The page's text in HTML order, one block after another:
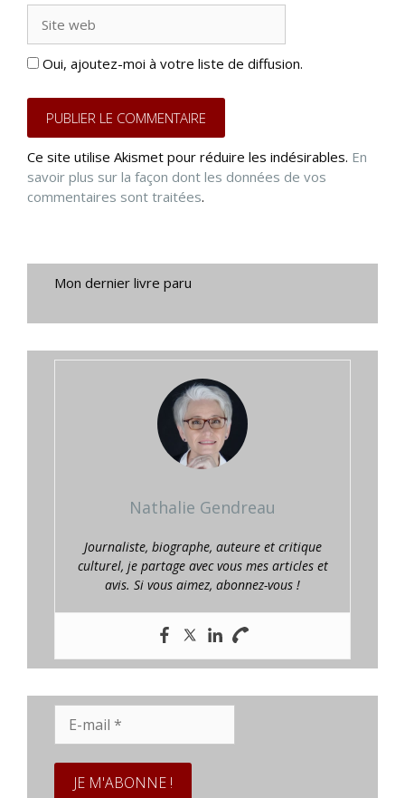
web
Oui, ajoutez-moi à votre liste de diffusion.
Ce site utilise Akismet pour réduire les indésirables. En
savoir plus sur la façon dont les données de vos
commentaires sont traitées.
Mon dernier livre paru
Nathalie Gendreau
Journaliste, biographe, auteure et critique
culturel, je partage avec vous mes articles et
avis. Si vous aimez, abonnez-vous !
mail